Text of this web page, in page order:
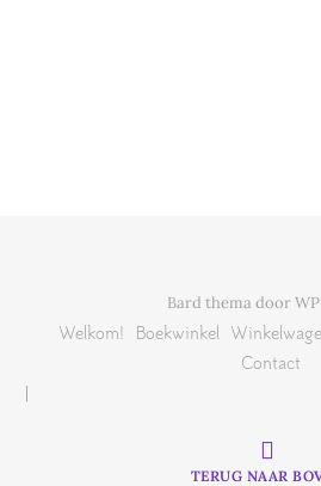
Bard thema door
Welkom! Boekwinkel
Contact
TERUG NAAR